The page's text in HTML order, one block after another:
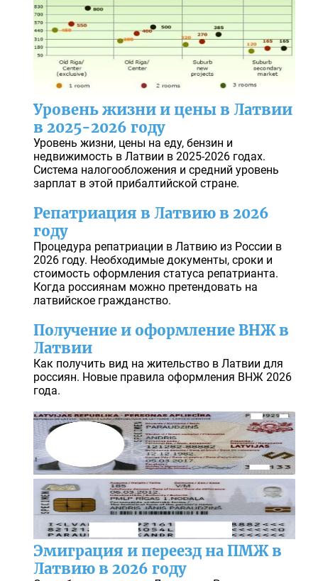
Уровень жизни и цены в Латвии
в 2025-2026 году
Уровень жизни, цены на еду, бензин и
недвижимость в Латвии в 2025-2026 годах.
Система налогообложения и средний уровень
зарплат в этой прибалтийской стране.
Репатриация в Латвию в 2026
году
Процедура репатриации в Латвию из России в
2026 году. Необходимые документы, сроки и
стоимость оформления статуса репатрианта.
Когда россиянам можно претендовать на
латвийское гражданство.
Получение и оформление ВНЖ в
Латвии
Как получить вид на жительство в Латвии для
россиян. Новые правила оформления ВНЖ 2026
года.
Эмиграция и переезд на ПМЖ в
Латвию в 2026 году